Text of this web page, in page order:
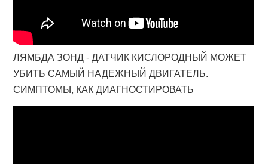
ЛЯМБДА ЗОНД - ДАТЧИК КИСЛОРОДНЫЙ МОЖЕТ
УБИТЬ САМЫЙ НАДЕЖНЫЙ ДВИГАТЕЛЬ.
СИМПТОМЫ, КАК ДИАГНОСТИРОВАТЬ